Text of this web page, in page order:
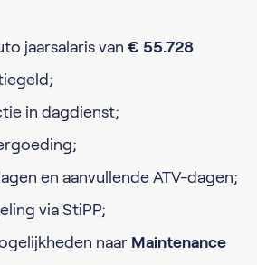
jaarsalaris van € 55.728
in dagdienst;
en aanvullende ATV-dagen;
via StiPP;
naar Maintenance